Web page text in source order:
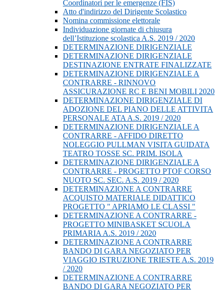
Coordinatori per le emergenze (FIS)
Atto d'indirizzo del Dirigente Scolastico
Nomina commissione elettorale
Individuazione giornate di chiusura
dell’Istituzione scolastica A.S. 2019 / 2020
DETERMINAZIONE DIRIGENZIALE
DETERMINAZIONE DIRIGENZIALE
DESTINAZIONE ENTRATE FINALIZZATE
DETERMINAZIONE DIRIGENZIALE A
CONTRARRE - RINNOVO
ASSICURAZIONE RC E BENI MOBILI 2020
DETERMINAZIONE DIRIGENZIALE DI
ADOZIONE DEL PIANO DELLE ATTIVITA
PERSONALE ATA A.S. 2019 / 2020
DETERMINAZIONE DIRIGENZIALE A
CONTRARRE - AFFIDO DIRETTO
NOLEGGIO PULLMAN VISITA GUIDATA
TEATRO TOSSE SC. PRIM. ISOLA
DETERMINAZIONE DIRIGENZIALE A
CONTRARRE - PROGETTO PTOF CORSO
NUOTO SC. SEC. A.S. 2019 / 2020
DETERMINAZIONE A CONTRARRE
ACQUISTO MATERIALE DIDATTICO
PROGETTO " APRIAMO LE CLASSI "
DETERMINAZIONE A CONTRARRE -
PROGETTO MINIBASKET SCUOLA
PRIMARIA A.S. 2019 / 2020
DETERMINAZIONE A CONTRARRE
BANDO DI GARA NEGOZIATO PER
VIAGGIO ISTRUZIONE TRIESTE A.S. 2019
/ 2020
DETERMINAZIONE A CONTRARRE
BANDO DI GARA NEGOZIATO PER